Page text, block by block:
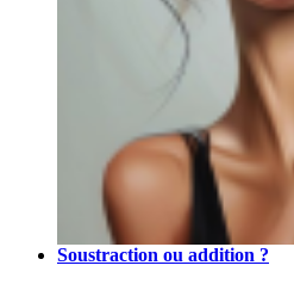
Soustraction ou addition ?